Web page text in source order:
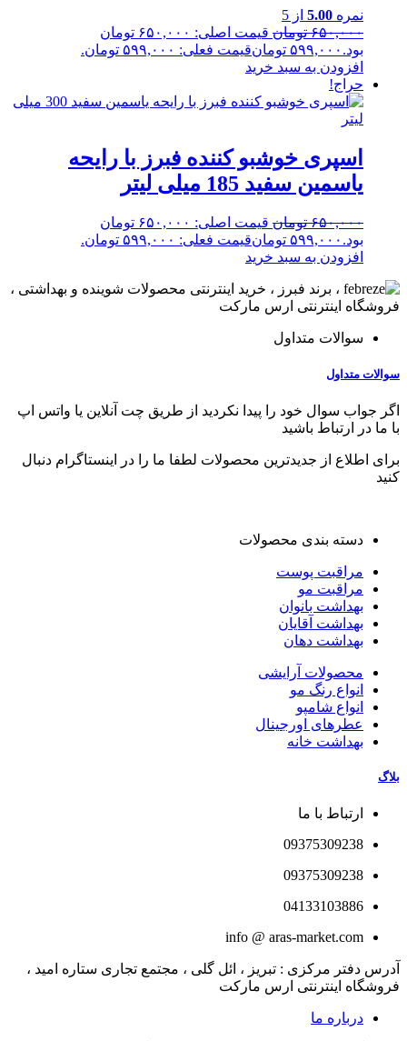
نمره 5.00 از 5
۶۵۰,۰۰۰ تومان
قیمت اصلی: ۶۵۰,۰۰۰ تومان
بود. ۵۹۹,۰۰۰ تومانقیمت فعلی: ۵۹۹,۰۰۰ تومان.
افزودن به سبد خرید
حراج!
اسپری خوشبو کننده فبرز با رایحه
یاسمین سفید 185 میلی لیتر
۶۵۰,۰۰۰ تومان
قیمت اصلی: ۶۵۰,۰۰۰ تومان
بود. ۵۹۹,۰۰۰ تومانقیمت فعلی: ۵۹۹,۰۰۰ تومان.
افزودن به سبد خرید
سوالات متداول
سوالات متداول
اگر جواب سوال خود را پیدا نکردید از طریق چت آنلاین یا واتس اپ
با ما در ارتباط باشید
برای اطلاع از جدیدترین محصولات لطفا ما را در اینستاگرام دنبال
کنید
دسته بندی محصولات
مراقبت پوست
مراقبت مو
بهداشت بانوان
بهداشت آقایان
بهداشت دهان
محصولات آرایشی
انواع رنگ مو
انواع شامپو
عطرهای اورجینال
بهداشت خانه
بلاگ
ارتباط با ما
09375309238
09375309238
04133103886
info @ aras-market.com
آدرس دفتر مرکزی : تبریز ، ائل گلی ، مجتمع تجاری ستاره امید ،
فروشگاه اینترنتی ارس مارکت
درباره ما